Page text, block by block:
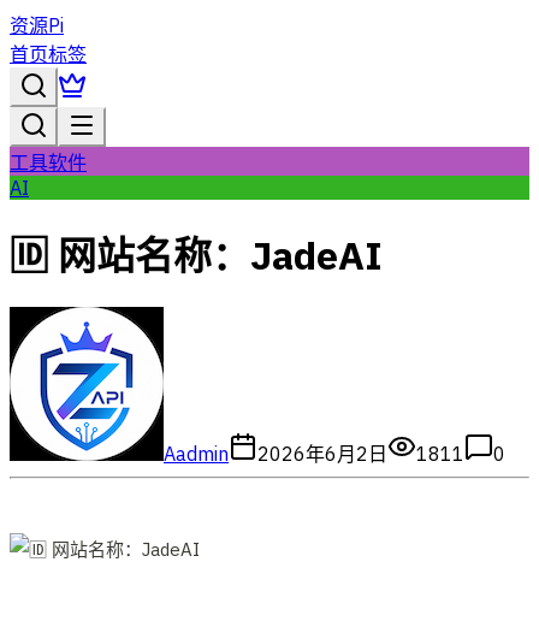
资源Pi
首页标签
工具软件
AI
🆔 网站名称：JadeAI
Aadmin 2026年6月2日 1811 0